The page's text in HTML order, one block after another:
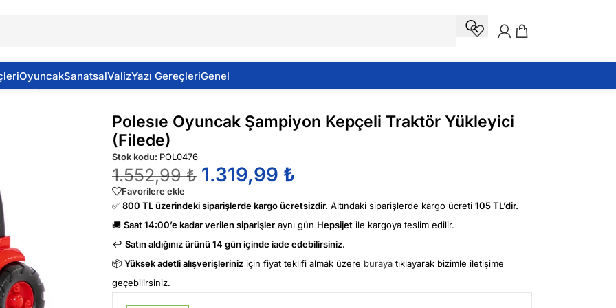
OyuncakSanatsalValizYazı GereçleriGenel
Yükleyici (Filede)
Polesıe Oyuncak Şampiyon Kepçeli Traktör Yükleyici
(Filede)
Stok kodu: POL0476
1.552,99₺ 1.319,99 ₺
Favorilere ekle
✅ 800 TL üzerindeki siparişlerde kargo ücretsizdir. Altındaki siparişlerde kargo ücreti 105 TL’dir.
🚚 Saat 14:00’e kadar verilen siparişler aynı gün Hepsijet ile kargoya teslim edilir.
↩️ Satın aldığınız ürünü 14 gün içinde iade edebilirsiniz.
📦 Yüksek adetli alışverişleriniz için fiyat teklifi almak üzere buraya tıklayarak bizimle iletişime
geçebilirsiniz.